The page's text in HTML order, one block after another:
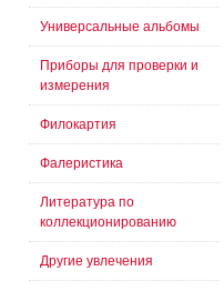
Универсальные альбомы
Приборы для проверки и
измерения
Филокартия
Фалеристика
Литература по
коллекционированию
Другие увлечения